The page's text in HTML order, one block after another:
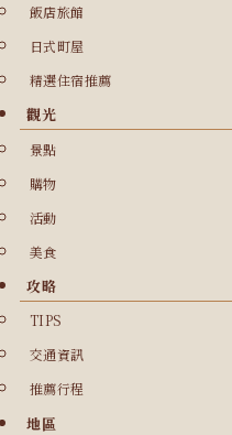
飯店旅館
日式町屋
精選住宿推薦
觀光
景點
購物
活動
美食
攻略
TIPS
交通資訊
推薦行程
地區